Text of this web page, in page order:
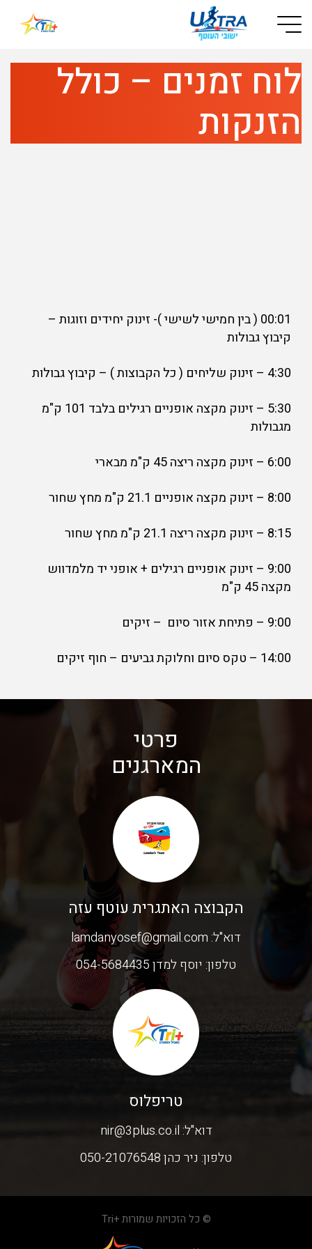
Button used only for devices with a small screen
לוח זמנים – כולל
הזנקות
00:01 ( בין חמישי לשישי )- זינוק יחידים וזוגות –
קיבוץ גבולות
4:30 – זינוק שליחים ( כל הקבוצות ) – קיבוץ גבולות
5:30 – זינוק מקצה אופניים רגילים בלבד 101 ק"מ
מגבולות
6:00 – זינוק מקצה ריצה 45 ק"מ מבארי
8:00 – זינוק מקצה אופניים 21.1 ק"מ מחץ שחור
8:15 – זינוק מקצה ריצה 21.1 ק"מ מחץ שחור
9:00 – זינוק אופניים רגילים + אופני יד מלמדווש
מקצה 45 ק"מ
9:00 – פתיחת אזור סיום – זיקים
14:00 – טקס סיום וחלוקת גביעים – חוף זיקים
פרטי
המארגנים
הקבוצה האתגרית עוטף עזה
דוא"ל: lamdanyosef@gmail.com
טלפון: יוסף למדן 054-5684435
טריפלוס
דוא"ל:nir@3plus.co.il
טלפון: ניר כהן 050-21076548
© כל הזכויות שמורות +Tri